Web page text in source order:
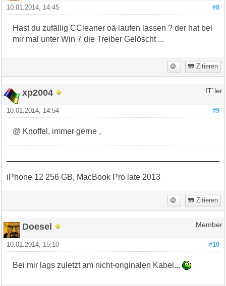
#8
10.01.2014, 14:45
Hast du zufällig CCleaner oä laufen lassen ? der hat bei
mir mal unter Win 7 die Treiber Gelöscht ...
Zitieren
xp2004 IT`ler
#9
10.01.2014, 14:54
@ Knoffel, immer gerne ,
iPhone 12 256 GB, MacBook Pro late 2013
Zitieren
Doesel Member
#10
10.01.2014, 15:10
Bei mir lags zuletzt am nicht-originalen Kabel...